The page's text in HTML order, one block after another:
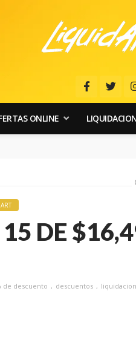
ONLINE
DE
de descuento descuentos